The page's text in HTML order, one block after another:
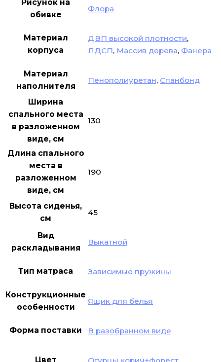
Рисунок на
обивке
Флора
Материал
корпуса
ДВП высокой плотности,
ЛДСП, Массив дерева, Фанера
Материал
наполнителя
Пенополиуретан, Спанбонд
Ширина
спального места
в разложенном
виде, см
130
Длина спального
места в
разложенном
виде, см
190
Высота сиденья,
см
45
Вид
раскладывания
Выкатной
Тип матраса Зависимые пружины
Конструкционные
особенности
Ящик для белья
Форма поставки В разобранном виде
Цвет